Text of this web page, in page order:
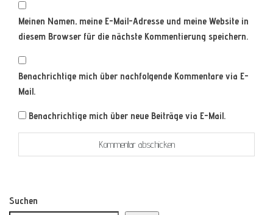
Meinen Namen, meine E-Mail-Adresse und meine Website in
diesem Browser für die nächste Kommentierung speichern.
Benachrichtige mich über nachfolgende Kommentare via E-
Mail.
Benachrichtige mich über neue Beiträge via E-Mail.
Suchen